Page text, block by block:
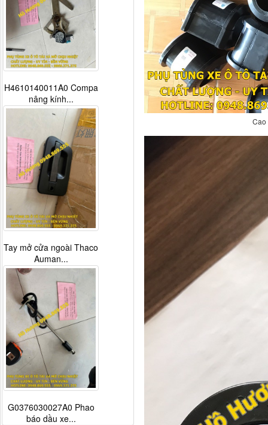
Cao
H4610140011A0 Compa
nâng kính...
Tay mở cửa ngoài Thaco
Auman...
G0376030027A0 Phao
báo dầu xe...